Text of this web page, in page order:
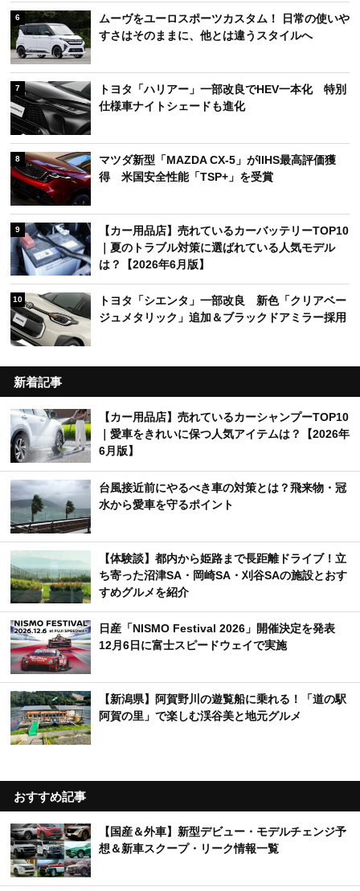
6
ムーヴをユーロスポーツカスタム！ 日常の使いや
すさはそのままに、他とは違うスタイルへ
7
トヨタ「ハリアー」一部改良でHEV一本化 特別
仕様車ナイトシェードも進化
8
マツダ新型「MAZDA CX-5」がIIHS最高評価獲
得 米国安全性能「TSP+」を受賞
9
【カー用品店】売れているカーバッテリーTOP10
｜夏のトラブル対策に選ばれている人気モデル
は？【2026年6月版】
10
トヨタ「シエンタ」一部改良 新色「クリアベー
ジュメタリック」追加＆ブラックドアミラー採用
新着記事
【カー用品店】売れているカーシャンプーTOP10
｜愛車をきれいに保つ人気アイテムは？【2026年
6月版】
台風接近前にやるべき車の対策とは？飛来物・冠
水から愛車を守るポイント
【体験談】都内から姫路まで長距離ドライブ！立
ち寄った沼津SA・岡崎SA・刈谷SAの施設とおす
すめグルメを紹介
日産「NISMO Festival 2026」開催決定を発表
12月6日に富士スピードウェイで実施
【新潟県】阿賀野川の遊覧船に乗れる！「道の駅
阿賀の里」で楽しむ渓谷美と地元グルメ
おすすめ記事
【国産＆外車】新型デビュー・モデルチェンジ予
想＆新車スクープ・リーク情報一覧